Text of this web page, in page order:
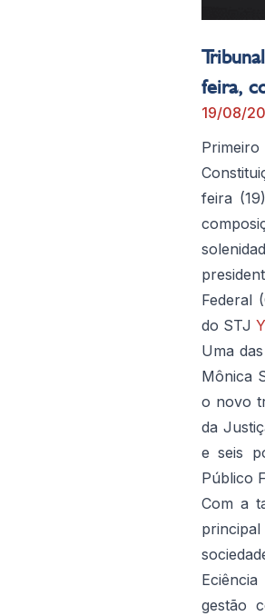
feira,
19/08/
feira
Federal
do STJ
Uma
Mônica
o novo
da
e seis
Público
Com a
gestão